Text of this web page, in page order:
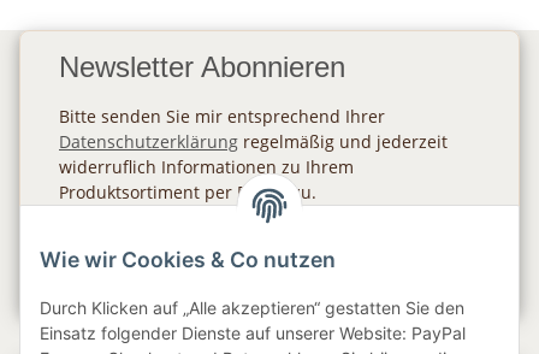
Newsletter Abonnieren
Bitte senden Sie mir entsprechend Ihrer
Datenschutzerklärung regelmäßig und jederzeit
widerruflich Informationen zu Ihrem
Produktsortiment per E-Mail zu.
Wie wir Cookies & Co nutzen
Durch Klicken auf „Alle akzeptieren“ gestatten Sie den
Einsatz folgender Dienste auf unserer Website: PayPal